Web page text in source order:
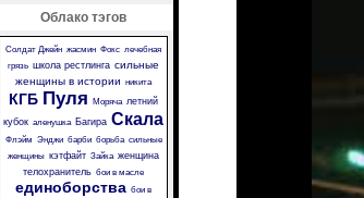
Облако тэгов
Солдат Джейн жасмин Фокс лечебная
грязь школа рестлинга сильные
женщины в истории никита
КГБ Пуля Моряча летний
кубок аленушка Багира Скала
Флэйм Энджи барби борьба сильные
женщины кэтфайт Зайка женщина
телохранитель бои в масле
единоборства бои в